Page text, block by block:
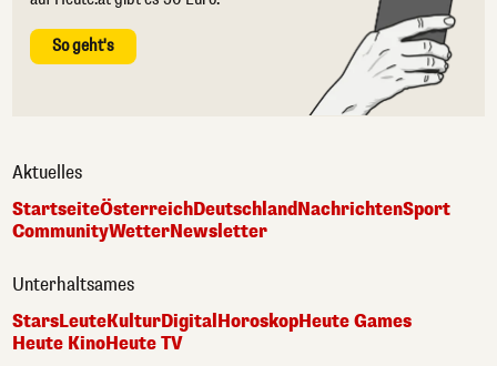
So geht's
Aktuelles
StartseiteÖsterreichDeutschlandNachrichtenSport
CommunityWetterNewsletter
Unterhaltsames
StarsLeuteKulturDigital HoroskopHeute Games
Heute KinoHeute TV